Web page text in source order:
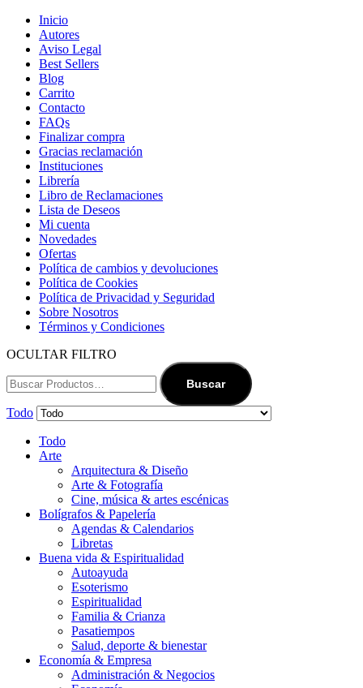
Inicio
Autores
Aviso Legal
Best Sellers
Blog
Carrito
Contacto
FAQs
Finalizar compra
Gracias reclamación
Instituciones
Librería
Libro de Reclamaciones
Lista de Deseos
Mi cuenta
Novedades
Ofertas
Política de cambios y devoluciones
Política de Cookies
Política de Privacidad y Seguridad
Sobre Nosotros
Términos y Condiciones
OCULTAR FILTRO
Buscar
Todo
Todo
Arte
Arquitectura & Diseño
Arte & Fotografía
Cine, música & artes escénicas
Bolígrafos & Papelería
Agendas & Calendarios
Libretas
Buena vida & Espiritualidad
Autoayuda
Esoterismo
Espiritualidad
Familia & Crianza
Pasatiempos
Salud, deporte & bienestar
Economía & Empresa
Administración & Negocios